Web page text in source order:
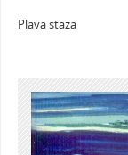
Plava staza